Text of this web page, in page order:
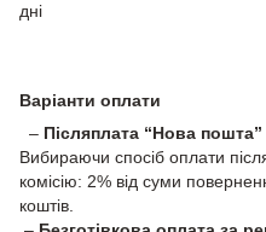
дні
Варіанти оплати
– Післяплата “Нова пошта”
Вибираючи спосіб оплати
комісію: 2% від суми
коштів.